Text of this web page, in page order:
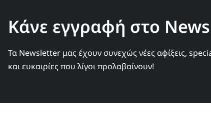
Κάνε εγγραφή στο
Τα Newsletter μας έχουν συνεχώς νέες αφίξεις,
και ευκαιρίες που λίγοι προλαβαίνουν!